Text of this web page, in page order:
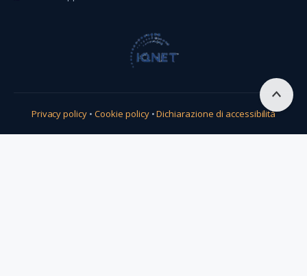
Privacy policy •Cookie policy•Dichiarazione di accessibilità